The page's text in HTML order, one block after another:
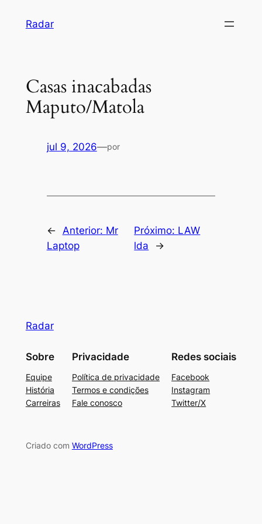
Radar
Casas inacabadas
Maputo/Matola
jul 9, 2026—por
← Anterior: Mr
Laptop
Próximo: LAW
lda
→
Radar
Sobre
Equipe
História
Carreiras
Privacidade
Política de privacidade
Termos e condições
Fale conosco
Redes sociais
Facebook
Instagram
Twitter/X
Criado com WordPress